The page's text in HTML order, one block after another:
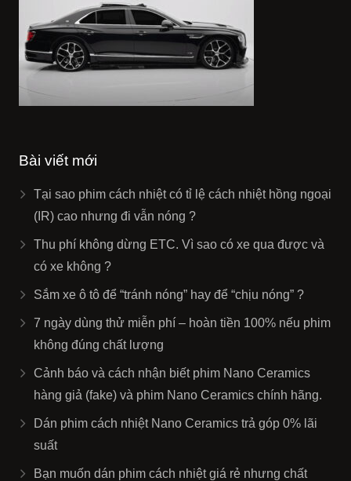
Hình ảnh dán xe
Tin tức
Liên hệ
Bài viết mới
Tại sao phim cách nhiệt có tỉ lệ cách nhiệt hồng ngoại
(IR) cao nhưng đi vẫn nóng ?
Thu phí không dừng ETC. Vì sao có xe qua được và
có xe không ?
Sắm xe ô tô để “tránh nóng” hay để “chịu nóng” ?
7 ngày dùng thử miễn phí – hoàn tiền 100% nếu phim
không đúng chất lượng
Cảnh báo và cách nhận biết phim Nano Ceramics
hàng giả (fake) và phim Nano Ceramics chính hãng.
Dán phim cách nhiệt Nano Ceramics trả góp 0% lãi
suất
Bạn muốn dán phim cách nhiệt giá rẻ nhưng chất